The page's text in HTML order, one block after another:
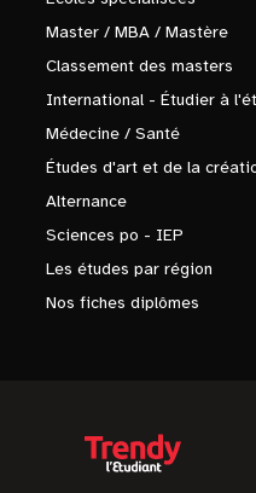
Master / MBA / Mastère
Classement des masters
International - Étudier à
Médecine / Santé
Études d'art et de la
Alternance
Sciences po - IEP
Les études par région
Nos fiches diplômes